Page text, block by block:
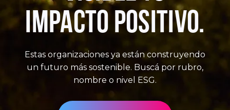
IMPACTO POSITIVO.
Estas organizaciones ya están construyendo
un futuro más sostenible. Buscá por rubro,
nombre o nivel ESG.